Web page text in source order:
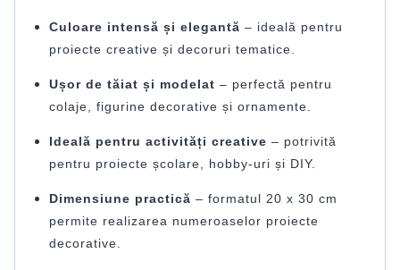
Culoare intensă și elegantă – ideală pentru
proiecte creative și decoruri tematice.
Ușor de tăiat și modelat – perfectă pentru
colaje, figurine decorative și ornamente.
Ideală pentru activități creative – potrivită
pentru proiecte școlare, hobby-uri și DIY.
Dimensiune practică – formatul 20 x 30 cm
permite realizarea numeroaselor proiecte
decorative.